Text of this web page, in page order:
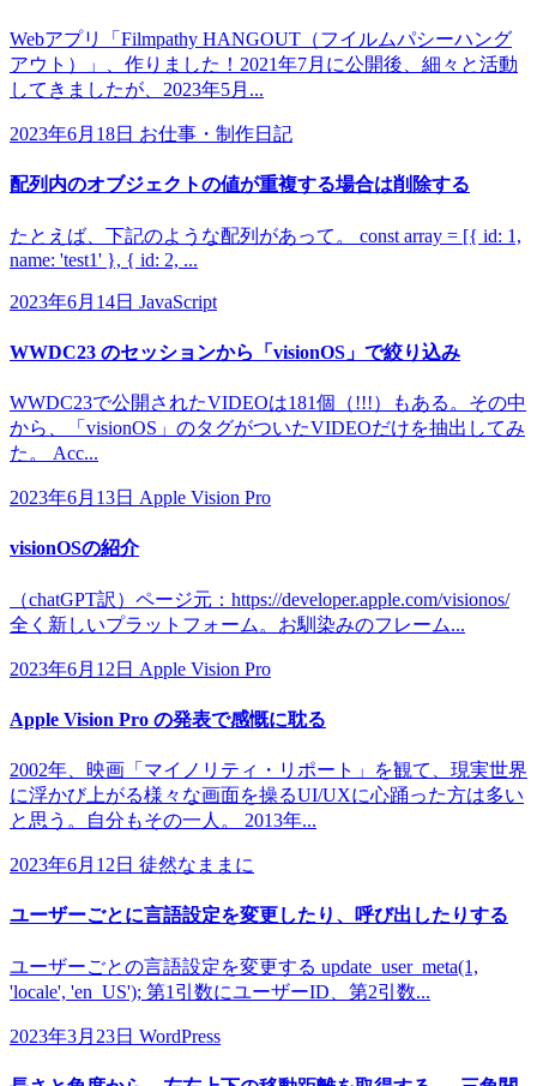
Webアプリ「Filmpathy HANGOUT（フイルムパシーハング
アウト）」、作りました！2021年7月に公開後、細々と活動
してきましたが、2023年5月...
2023年6月18日 お仕事・制作日記
配列内のオブジェクトの値が重複する場合は削除する
たとえば、下記のような配列があって。 const array = [{ id: 1,
name: 'test1' }, { id: 2, ...
2023年6月14日 JavaScript
WWDC23 のセッションから「visionOS」で絞り込み
WWDC23で公開されたVIDEOは181個（!!!）もある。その中
から、「visionOS」のタグがついたVIDEOだけを抽出してみ
た。 Acc...
2023年6月13日 Apple Vision Pro
visionOSの紹介
（chatGPT訳）ページ元：https://developer.apple.com/visionos/
全く新しいプラットフォーム。お馴染みのフレーム...
2023年6月12日 Apple Vision Pro
Apple Vision Pro の発表で感慨に耽る
2002年、映画「マイノリティ・リポート」を観て、現実世界
に浮かび上がる様々な画面を操るUI/UXに心踊った方は多い
と思う。自分もその一人。 2013年...
2023年6月12日 徒然なままに
ユーザーごとに言語設定を変更したり、呼び出したりする
ユーザーごとの言語設定を変更する update_user_meta(1,
'locale', 'en_US'); 第1引数にユーザーID、第2引数...
2023年3月23日 WordPress